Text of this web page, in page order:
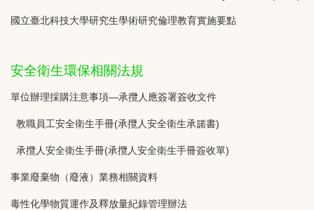
國立臺北科技大學研究生學術研究倫理教育實施要點
安全衛生環保相關法規
單位辦理採購注意事項—承攬人應簽署簽收文件
教職員工安全衛生手冊(承攬人安全衛生承諾書)
承攬人安全衛生手冊(承攬人安全衛生手冊簽收單)
事業廢棄物（廢液）業務相關資料
毒性化學物質運作及釋放量紀錄管理辦法